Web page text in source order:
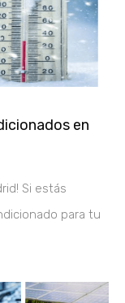
en
Si estás
para tu